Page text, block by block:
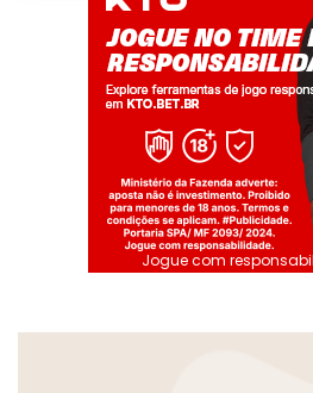
Jogue com